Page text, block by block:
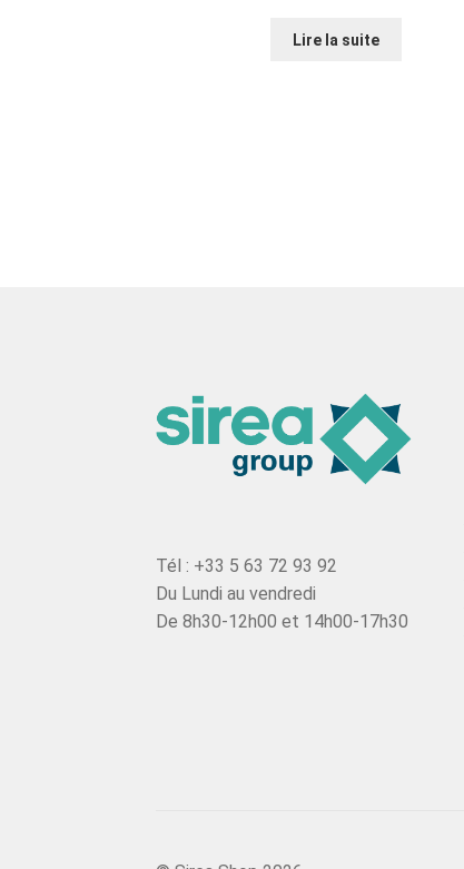
Lire la suite
Tél : +33 5 63 72 93 92
Du Lundi au vendredi
De 8h30-12h00 et 14h00-17h30